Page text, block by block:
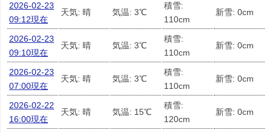
2026-02-23
09:12現在
天気: 晴 気温: 3℃
積雪:
110cm
新雪: 0cm
2026-02-23
09:10現在
天気: 晴 気温: 3℃
積雪:
110cm
新雪: 0cm
2026-02-23
07:00現在
天気: 晴 気温: 3℃
積雪:
110cm
新雪: 0cm
2026-02-22
16:00現在
天気: 晴 気温: 15℃
積雪:
120cm
新雪: 0cm